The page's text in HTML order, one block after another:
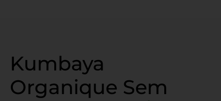
Kumbaya
Organique Sem